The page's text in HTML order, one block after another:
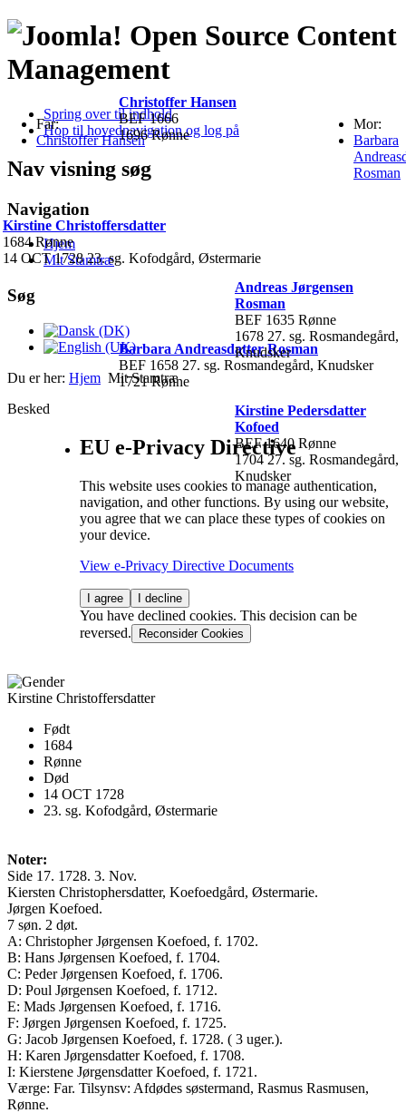
Open Source Content
Management
Spring over til indhold
Hop til hovednavigation og log på
Nav visning søg
Navigation
Hjem
Mit Stamtræ
Søg
Du er her: Hjem Mit Stamtræ
Besked
EU e-Privacy Directive
This website uses cookies to manage authentication,
navigation, and other functions. By using our website,
you agree that we can place these types of cookies on
your device.
View e-Privacy Directive Documents
I agree I decline
You have declined cookies. This decision can be
reversed.
Reconsider Cookies
Kirstine Christoffersdatter
Født
1684
Rønne
Død
14 OCT 1728
23. sg. Kofodgård, Østermarie
Far:
Christoffer Hansen
Mor:
Barbara
Rosman
Noter:
Side 17. 1728. 3. Nov.
Kiersten Christophersdatter, Koefoedgård, Østermarie.
Jørgen Koefoed.
7 søn. 2 døt.
A: Christopher Jørgensen Koefoed, f. 1702.
B: Hans Jørgensen Koefoed, f. 1704.
C: Peder Jørgensen Koefoed, f. 1706.
D: Poul Jørgensen Koefoed, f. 1712.
E: Mads Jørgensen Koefoed, f. 1716.
F: Jørgen Jørgensen Koefoed, f. 1725.
G: Jacob Jørgensen Koefoed, f. 1728. ( 3 uger.).
H: Karen Jørgensdatter Koefoed, f. 1708.
I: Kierstene Jørgensdatter Koefoed, f. 1721.
Værge: Far. Tilsynsv: Afdødes søstermand, Rasmus Rasmusen,
Rønne.
Kirstine Christoffersdatter
1684 Rønne
14 OCT 1728 23. sg. Kofodgård, Østermarie
Christoffer Hansen
BEF 1666
1696 Rønne
Barbara Andreasdatter Rosman
BEF 1658 27. sg. Rosmandegård, Knudsker
1721 Rønne
Andreas Jørgensen
Rosman
BEF 1635 Rønne
1678 27. sg. Rosmandegård,
Knudsker
Kirstine Pedersdatter
Kofoed
BEF 1640 Rønne
1704 27. sg. Rosmandegård,
Knudsker